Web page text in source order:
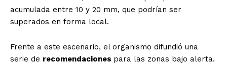
acumulada entre 10 y 20 mm, que podrían ser
superados en forma local.
Frente a este escenario, el organismo difundió una
serie de recomendaciones para las zonas bajo alerta.